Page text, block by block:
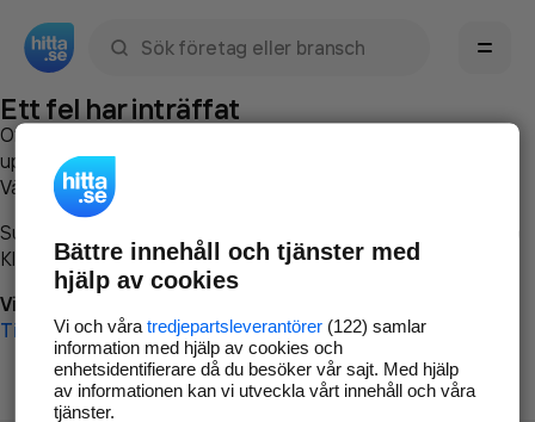
Ett fel har inträffat
Om du vill kan du
uppstod så att vi lättare och snabbare kan avhjälpa det.
Vänligen försök med följande:
Surfa till
Klicka påTillbaka-knappen i webbläsaren och försök igen
Vi beklagar besväret!
Till startsidan
Bättre innehåll och tjänster med
hjälp av cookies
Vi och våra tredjepartsleverantörer(122) samlar
information med hjälp av cookies och
enhetsidentifierare då du besöker vår sajt. Med hjälp
av informationen kan vi utveckla vårt innehåll och våra
tjänster.